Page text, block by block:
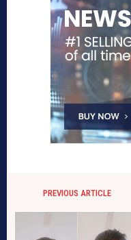
PREVIOUS ARTICLE